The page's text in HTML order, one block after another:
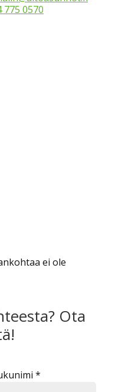
775 0570
ei ole
Ota
*